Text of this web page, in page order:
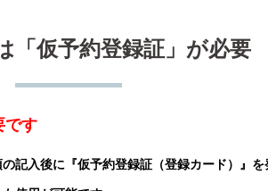
「仮予約登録証」が必要
です
記入後に『仮予約登録証（登録カード）』を